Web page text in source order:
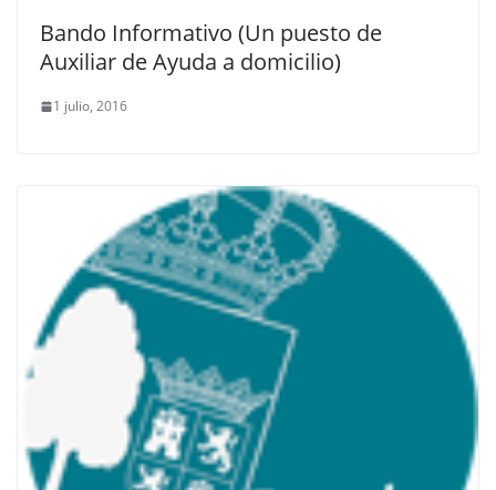
Bando Informativo (Un puesto de
Auxiliar de Ayuda a domicilio)
1 julio, 2016